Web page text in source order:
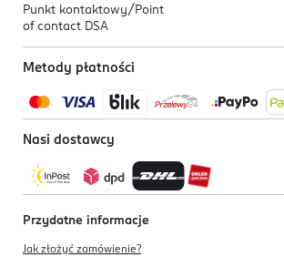
Punkt kontaktowy/ Point
of contact DSA
Metody płatności
Nasi dostawcy
Przydatne informacje
Jak złożyć zamówienie?